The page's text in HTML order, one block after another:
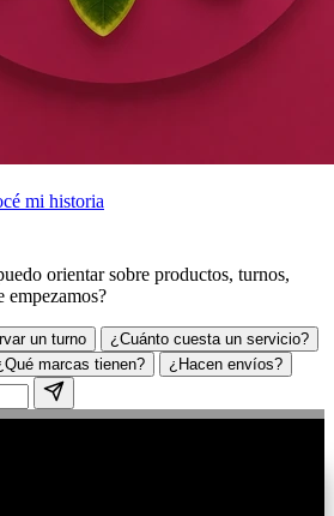
mi historia
orientar sobre productos, turnos,
empezamos?
un turno
¿Cuánto cuesta un servicio?
marcas tienen? ¿Hacen envíos?